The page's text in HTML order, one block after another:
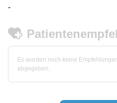
-
Es wurden noch keine
abgegeben.